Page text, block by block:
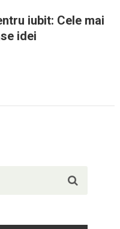
iubit: Cele mai
idei